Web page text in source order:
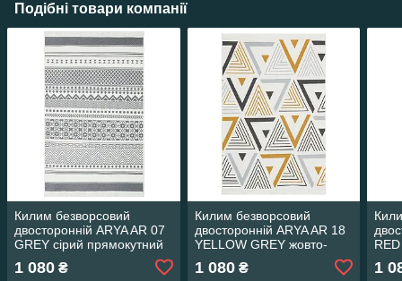
Подібні товари компанії
Килим безворсовий
двосторонній ARYA AR 07
GREY сірий прямокутний
1 080 ₴
Килим безворсовий
двосторонній ARYA AR 18
YELLOW GREY жовто-
сірий прямокутний 80*150
см
1 080₴ 1